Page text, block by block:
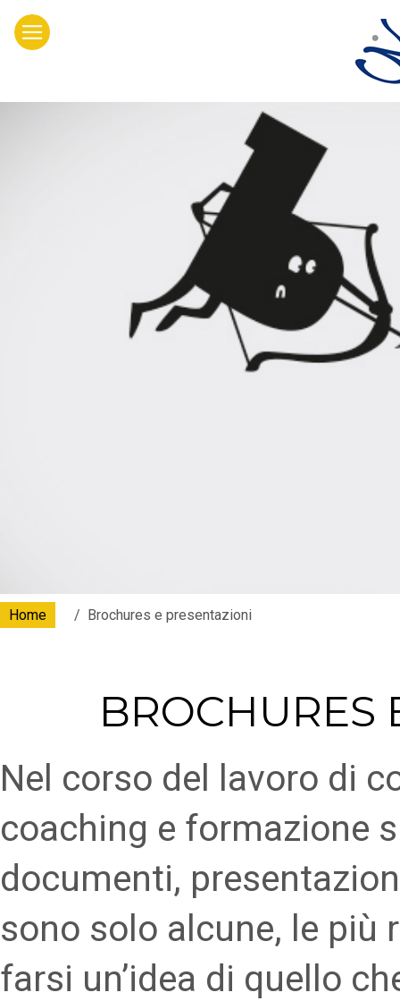
Home Brochures e presentazioni
BROCHURES
Nel corso del lavoro di
coaching e formazione
documenti,
sono solo alcune, le più
farsi un’idea di quello